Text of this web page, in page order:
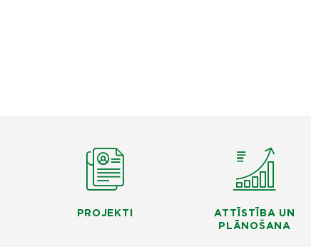
PROJEKTI
ATTĪSTĪBA UN
PLĀNOŠANA